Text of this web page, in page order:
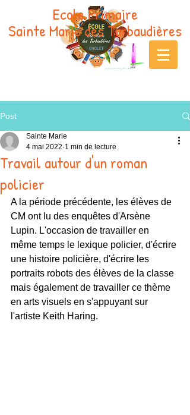
Ecole Primaire
Sainte Marie des Turbaudières
Post
Travail autour d'un roman
policier
Sainte Marie
4 mai 2022 1 min de lecture
A la période précédente, les élèves de
CM ont lu des enquêtes d'Arsène
Lupin. L'occasion de travailler en
même temps le lexique policier, d'écrire
une histoire policière, d'écrire les
portraits robots des élèves de la classe
mais également de travailler ce thème
en arts visuels en s'appuyant sur
l'artiste Keith Haring.